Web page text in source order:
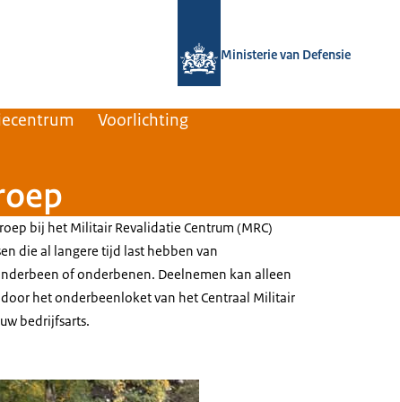
Ministerie van Defensie
Voorlichting
bij het Militair Revalidatie Centrum (MRC)
die al langere tijd last hebben van
of onderbenen. Deelnemen kan alleen
het onderbeenloket van het Centraal Militair
bedrijfsarts.
lopen op een groene atletiekbaan.